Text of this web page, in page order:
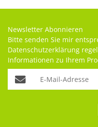
Newsletter Abonnieren
Bitte senden Sie mir
Datenschutzerklärung
Informationen zu Ihrem